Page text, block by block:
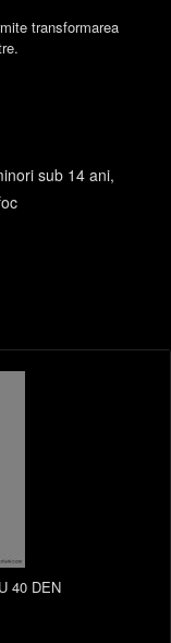
transformarea
sub 14 ani
40 DEN